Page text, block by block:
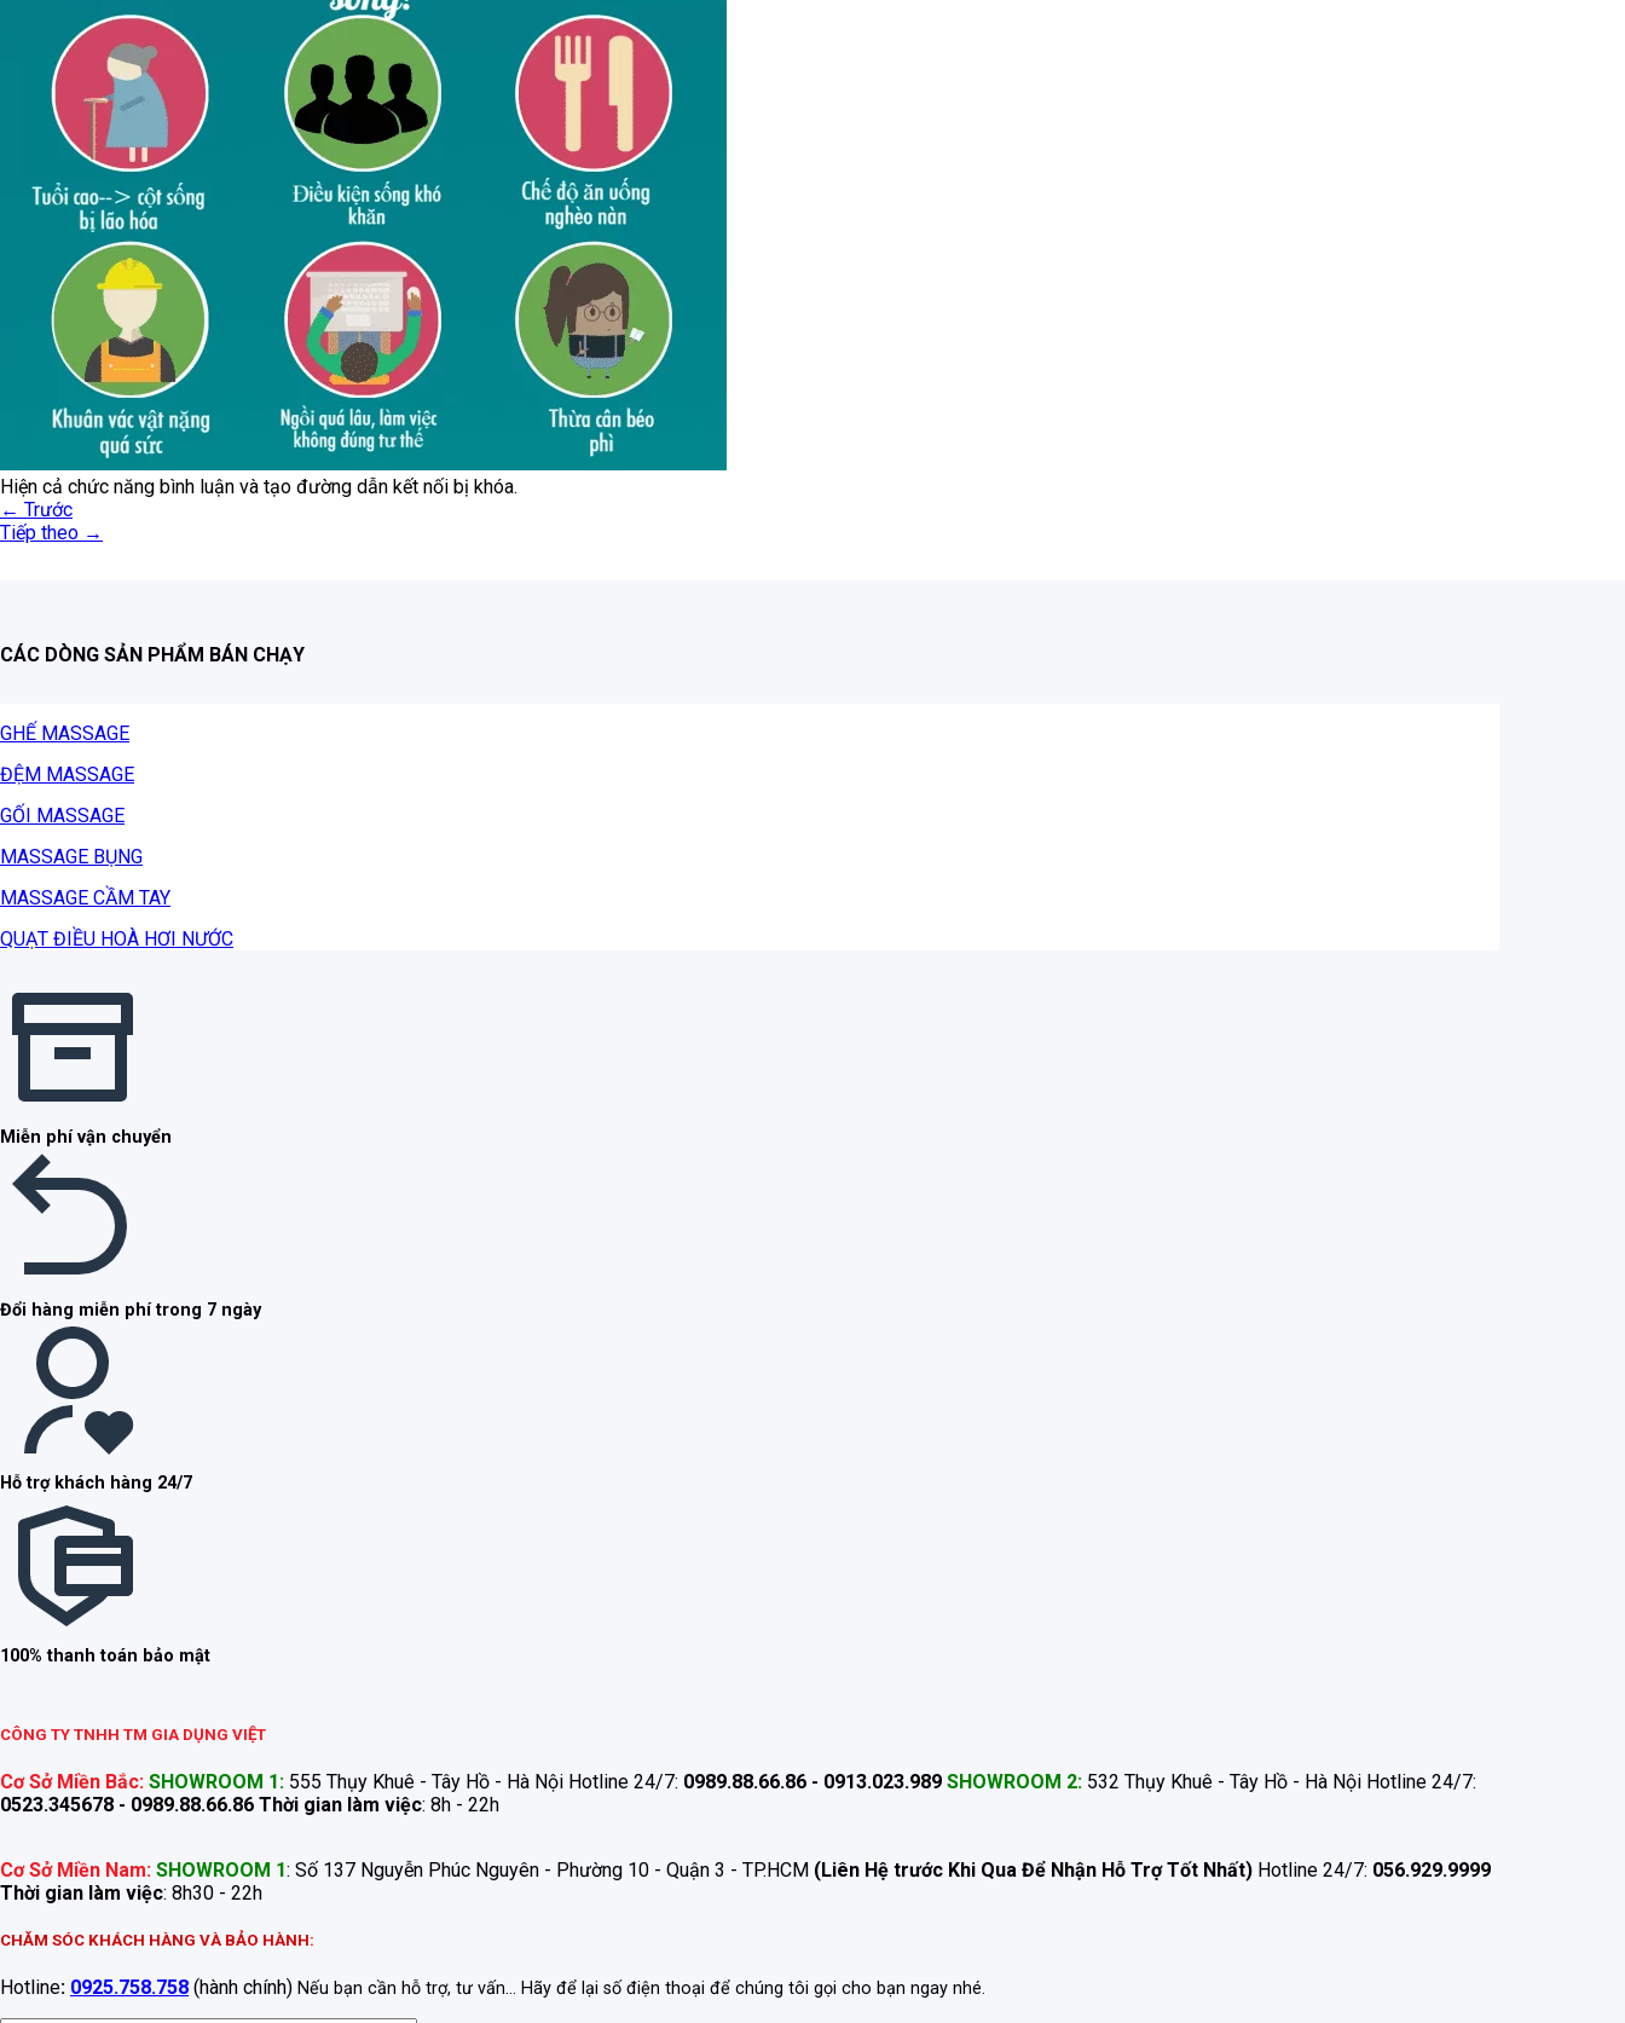
Hiện cả chức năng bình luận và tạo đường dẫn kết nối bị khóa.
← Trước
Tiếp theo →
CÁC DÒNG SẢN PHẨM BÁN CHẠY
GHẾ MASSAGE
ĐỆM MASSAGE
GỐI MASSAGE
MASSAGE BỤNG
MASSAGE CẦM TAY
QUẠT ĐIỀU HOÀ HƠI NƯỚC
Miễn phí vận chuyển
Đổi hàng miễn phí trong 7 ngày
Hỗ trợ khách hàng 24/7
100% thanh toán bảo mật
CÔNG TY TNHH TM GIA DỤNG VIỆT
Cơ Sở Miền Bắc: SHOWROOM 1: 555 Thụy Khuê - Tây Hồ - Hà Nội Hotline 24/7: 0989.88.66.86 - 0913.023.989 SHOWROOM 2: 532 Thụy Khuê - Tây Hồ - Hà Nội Hotline 24/7:
0523.345678 - 0989.88.66.86 Thời gian làm việc: 8h - 22h
Cơ Sở Miền Nam: SHOWROOM 1: Số 137 Nguyễn Phúc Nguyên - Phường 10 - Quận 3 - TP.HCM (Liên Hệ trước Khi Qua Để Nhận Hỗ Trợ Tốt Nhất) Hotline 24/7: 056.929.9999
Thời gian làm việc: 8h30 - 22h
CHĂM SÓC KHÁCH HÀNG VÀ BẢO HÀNH:
Hotline: 0925.758.758 (hành chính) Nếu bạn cần hỗ trợ, tư vấn... Hãy để lại số điện thoại để chúng tôi gọi cho bạn ngay nhé.